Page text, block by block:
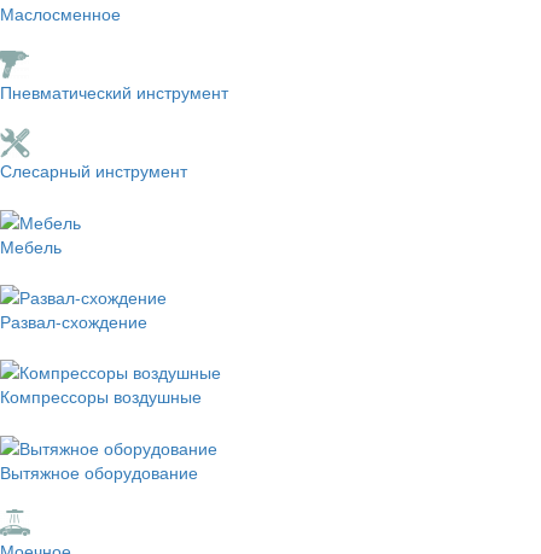
Маслосменное
Пневматический инструмент
Слесарный инструмент
Мебель
Развал-схождение
Компрессоры воздушные
Вытяжное оборудование